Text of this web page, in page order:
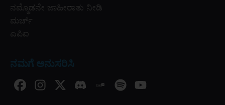
ನಮ್ಮೊಡನೇ ಜಾಹೀರಾತು ನೀಡಿ
ಮರ್ಚ್
ಎಪಿಐ
ನಮಗೆ ಅನುಸರಿಸಿ